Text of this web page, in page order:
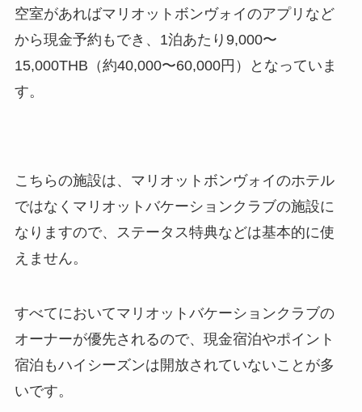
空室があればマリオットボンヴォイのアプリなど
から現金予約もでき、1泊あたり9,000〜
15,000THB（約40,000〜60,000円）となっていま
す。
こちらの施設は、マリオットボンヴォイのホテル
ではなくマリオットバケーションクラブの施設に
なりますので、ステータス特典などは基本的に使
えません。
すべてにおいてマリオットバケーションクラブの
オーナーが優先されるので、現金宿泊やポイント
宿泊もハイシーズンは開放されていないことが多
いです。